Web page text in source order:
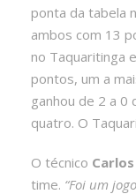
ponta da tabela
ambos com 13
no Taquaritinga
pontos, um a
ganhou de 2 a 0
quatro. O
O técnico
time. “Foi um